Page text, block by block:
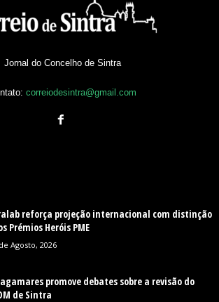
Jornal do Concelho de Sintra
correiodesintra@gmail.com
reforça projeção internacional com distinção
Prémios Heróis PME
Agosto, 2026
promove debates sobre a revisão do
de Sintra